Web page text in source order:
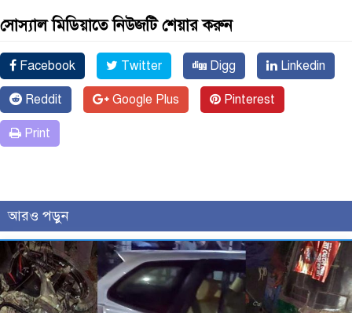
সোস্যাল মিডিয়াতে নিউজটি শেয়ার করুন
Facebook Twitter Digg Linkedin
Reddit Google Plus Pinterest
Print
আরও পড়ুন